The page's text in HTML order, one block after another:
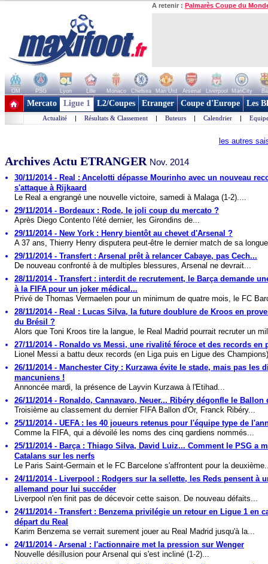
A retenir : Palmarès Coupe du
OM PSG Lyon Lille Monaco Chelsea Man Utd Arsenal Liverpool ManCity
+ de clubs
Mercato Ligue 1 L2/Coupes Etranger Coupe d'Europe Les
Actualité | Résultats & Classement | Buteurs | Calendrier |
les autres
Archives Actu ETRANGER Nov. 2014
30/11/2014 - Real : Ancelotti dépasse Mourinho avec un nouveau
s'attaque à Rijkaard
Le Real a engrangé une nouvelle victoire, samedi à Malaga (1-2)....
29/11/2014 - Bordeaux : Rode, le joli coup du mercato ?
Après Diego Contento l'été dernier, les Girondins de...
29/11/2014 - New York : Henry bientôt au chevet d'Arsenal ?
A 37 ans, Thierry Henry disputera peut-être le dernier match de sa
29/11/2014 - Transfert : Arsenal prêt à relancer Cabaye, pas Cech...
De nouveau confronté à de multiples blessures, Arsenal ne devrait...
28/11/2014 - Transfert : interdit de recrutement, le Barça demande
à la FIFA pour un joker médical...
Privé de Thomas Vermaelen pour un minimum de quatre mois, le FC
28/11/2014 - Real : Lucas Silva, la future doublure de Kroos en
du Brésil ?
Alors que Toni Kroos tire la langue, le Real Madrid pourrait recruter un
27/11/2014 - Ronaldo vs Messi, une rivalité féroce et des records en
Lionel Messi a battu deux records (en Liga puis en Ligue des
26/11/2014 - Manchester City : Kurzawa évite le stade, mais pas les
mancuniens !
Annoncée mardi, la présence de Layvin Kurzawa à l'Etihad...
26/11/2014 - Ronaldo, Cannavaro, Neuer... Ribéry dégonfle le Ballon
Troisième au classement du dernier FIFA Ballon d'Or, Franck Ribéry...
25/11/2014 - UEFA : les 40 joueurs retenus pour l'équipe type de
Comme la FIFA, qui a dévoilé les noms des cinq gardiens nommés...
25/11/2014 - Barça : Thiago Silva, David Luiz... Comment le PSG a
Catalans sur les nerfs
Le Paris Saint-Germain et le FC Barcelone s'affrontent pour la
24/11/2014 - Liverpool : Rodgers sur la sellette, les Reds pensent à
allemand pour lui succéder
Liverpool n'en finit pas de décevoir cette saison. De nouveau défaits...
24/11/2014 - Transfert : Benzema privilégie un retour en Ligue 1 en
départ du Real
Karim Benzema se verrait surement jouer au Real Madrid jusqu'à la...
24/11/2014 - Arsenal : l'actionnaire met la pression sur Wenger
Nouvelle désillusion pour Arsenal qui s'est incliné (1-2)...